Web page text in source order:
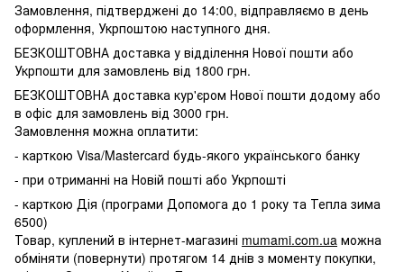
Замовлення, підтверджені до 14:00, відправляємо в день
оформлення, Укрпоштою наступного дня.
БЕЗКОШТОВНА доставка у відділення Нової пошти або
Укрпошти для замовлень від 1800 грн.
БЕЗКОШТОВНА доставка кур'єром Нової пошти додому або
в офіс для замовлень від 3000 грн.
Замовлення можна оплатити:
- карткою Visa/Mastercard будь-якого українського банку
- при отриманні на Новій пошті або Укрпошті
- карткою Дія (програми Допомога до 1 року та Тепла зима
6500)
Товар, куплений в інтернет-магазині mumami.com.ua можна
обміняти (повернути) протягом 14 днів з моменту покупки,